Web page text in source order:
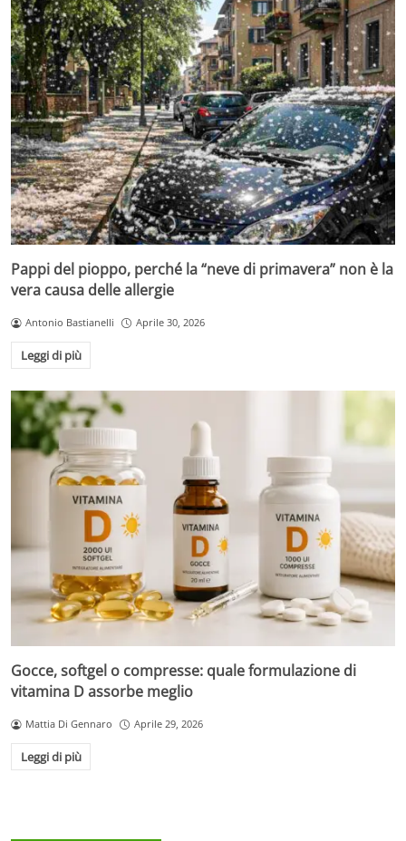
Pappi del pioppo, perché la “neve di primavera” non è la
vera causa delle allergie
Antonio Bastianelli Aprile 30, 2026
Leggi di più
Gocce, softgel o compresse: quale formulazione di
vitamina D assorbe meglio
Mattia Di Gennaro Aprile 29, 2026
Leggi di più